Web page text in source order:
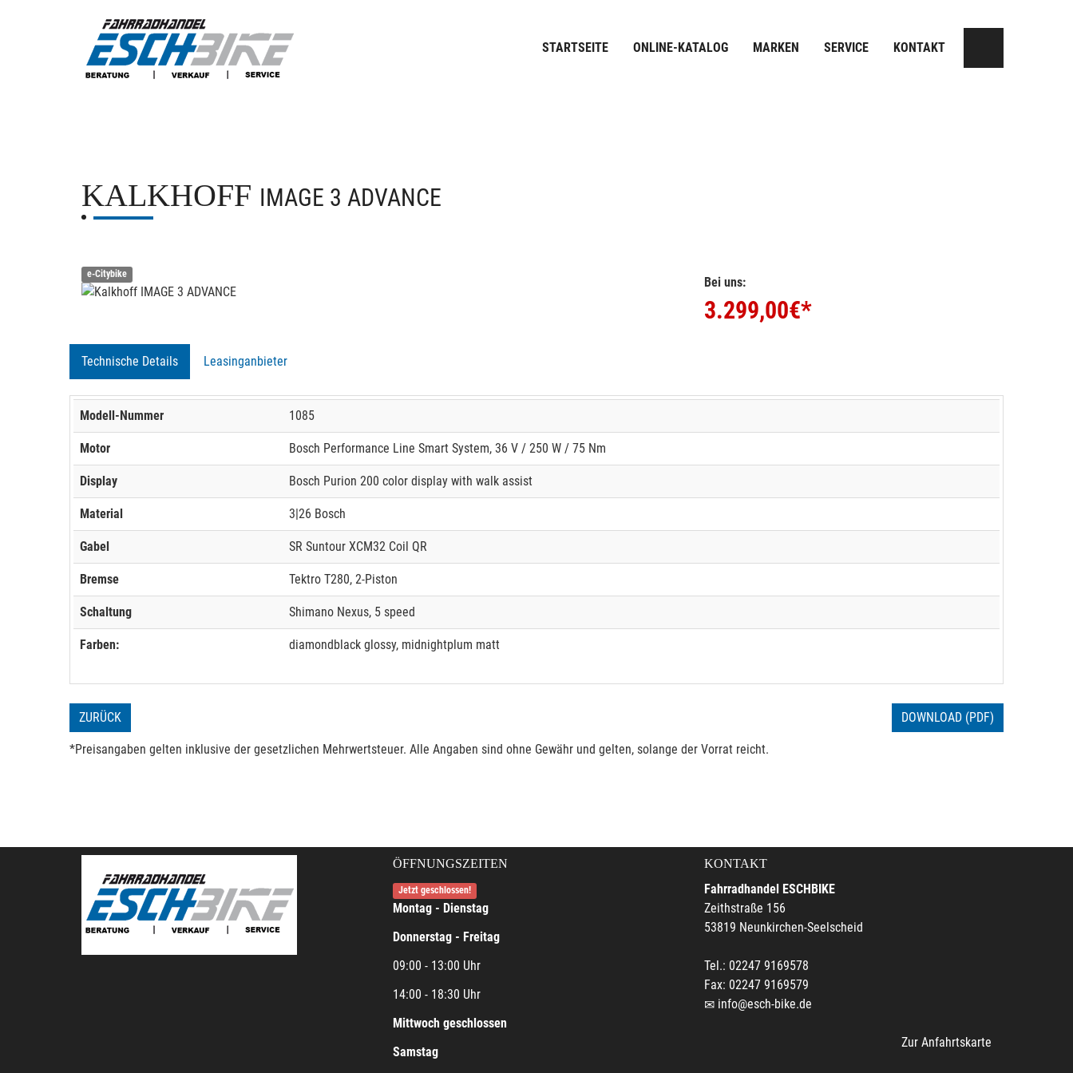
STARTSEITE ONLINE-KATALOG MARKEN SERVICE KONTAKT
KALKHOFF IMAGE 3 ADVANCE
e-Citybike
Bei uns:
3.299,00€*
Technische Details Leasinganbieter
Modell-Nummer 1085
Motor Bosch Performance Line Smart System, 36 V / 250 W / 75 Nm
Display Bosch Purion 200 color display with walk assist
Material 3|26 Bosch
Gabel SR Suntour XCM32 Coil QR
Bremse Tektro T280, 2-Piston
Schaltung Shimano Nexus, 5 speed
Farben: diamondblack glossy, midnightplum matt
ZURÜCK DOWNLOAD (PDF)
*Preisangaben gelten inklusive der gesetzlichen Mehrwertsteuer. Alle Angaben sind ohne Gewähr und gelten, solange der Vorrat reicht.
ÖFFNUNGSZEITEN
Jetzt geschlossen!
Montag - Dienstag
Donnerstag - Freitag
09:00 - 13:00 Uhr
14:00 - 18:30 Uhr
Mittwoch geschlossen
Samstag
KONTAKT
Fahrradhandel ESCHBIKE
Zeithstraße 156
53819 Neunkirchen-Seelscheid
Tel.: 02247 9169578
Fax: 02247 9169579
info@esch-bike.de
Zur Anfahrtskarte